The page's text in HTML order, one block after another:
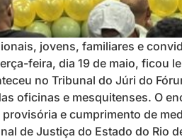
jovens, familiares e
feira, dia 19 de maio, ficou
no Tribunal do Júri do
oficinas e mesquitenses. O
e cumprimento de
de Justiça do Estado do Rio